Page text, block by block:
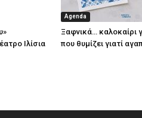
Ιλίσια
Agenda
Ξαφνικά… καλοκαίρι
που θυμίζει γιατί